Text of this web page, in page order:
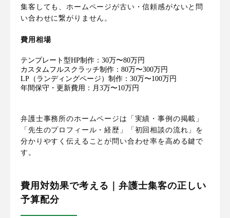
集客しても、ホームページが古い・信頼感がないと問
い合わせに繋がりません。
費用相場
テンプレート型HP制作：30万〜80万円
カスタムフルスクラッチ制作：80万〜300万円
LP（ランディングページ）制作：30万〜100万円
年間保守・更新費用：月3万〜10万円
弁護士事務所のホームページは「実績・事例の掲載」
「先生のプロフィール・経歴」「初回相談の流れ」を
分かりやすく伝えることが問い合わせ率を高める鍵で
す。
費用対効果で考える｜弁護士集客の正しい
予算配分